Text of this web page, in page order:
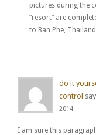
pictures during the
”resort” are
to Ban Phe,
do it
control
2014
I am sure this